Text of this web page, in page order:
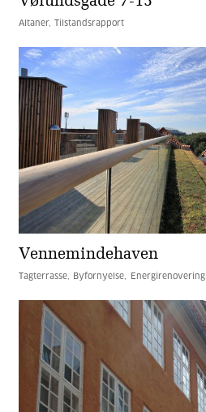
Altaner Tilstandsrapport
Vennemindehaven
Tagterrasse Byfornyelse Energirenovering